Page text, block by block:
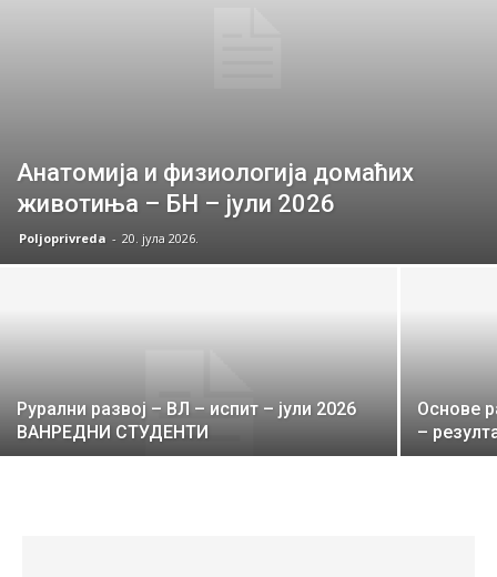
Анатомија и физиологија домаћих
животиња – БН – јули 2026
Poljoprivreda - 20. јула 2026.
Рурални развој – ВЛ – испит – јули 2026
ВАНРЕДНИ СТУДЕНТИ
Основе
–